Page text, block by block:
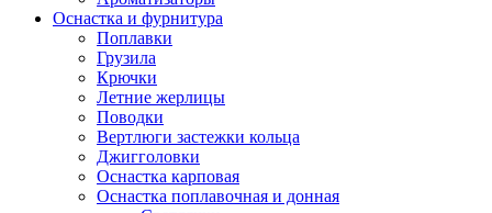
Оснастка и фурнитура
Поплавки
Грузила
Крючки
Летние жерлицы
Поводки
Вертлюги застежки кольца
Джигголовки
Оснастка карповая
Оснастка поплавочная и донная